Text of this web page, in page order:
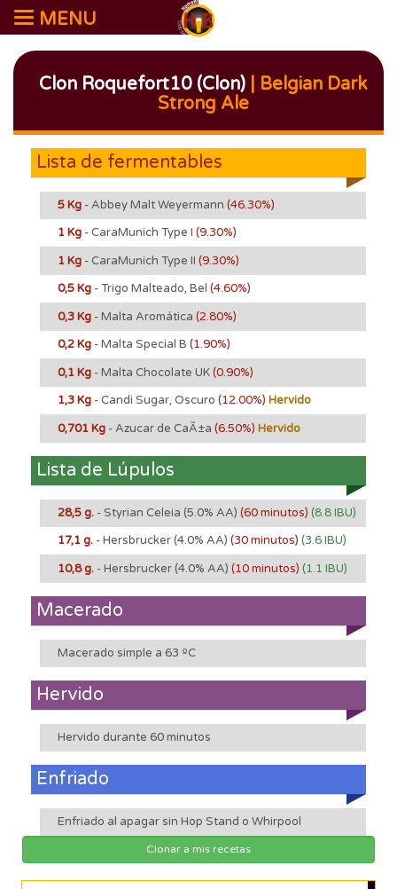
MENU
Clon Roquefort10 (Clon) | Belgian Dark
Strong Ale
Lista de fermentables
5 Kg - Abbey Malt Weyermann (46.30%)
1 Kg - CaraMunich Type I (9.30%)
1 Kg - CaraMunich Type II (9.30%)
0,5 Kg - Trigo Malteado, Bel (4.60%)
0,3 Kg - Malta Aromática (2.80%)
0,2 Kg - Malta Special B (1.90%)
0,1 Kg - Malta Chocolate UK(0.90%)
1,3 Kg - Candi Sugar, Oscuro (12.00%) Hervido
0,701 Kg - Azucar de CaÃ±a (6.50%) Hervido
Lista de Lúpulos
28,5 g. - Styrian Celeia (5.0% AA) (60 minutos) (8.8 IBU)
17,1 g. - Hersbrucker(4.0% AA) (30 minutos) (3.6 IBU)
10,8 g. - Hersbrucker (4.0% AA) (10 minutos) (1.1 IBU)
Macerado
Macerado simple a 63 ºC
Hervido
Hervido durante 60 minutos
Enfriado
Enfriado al apagar sin Hop Stand o Whirpool
Clonar a mis recetas